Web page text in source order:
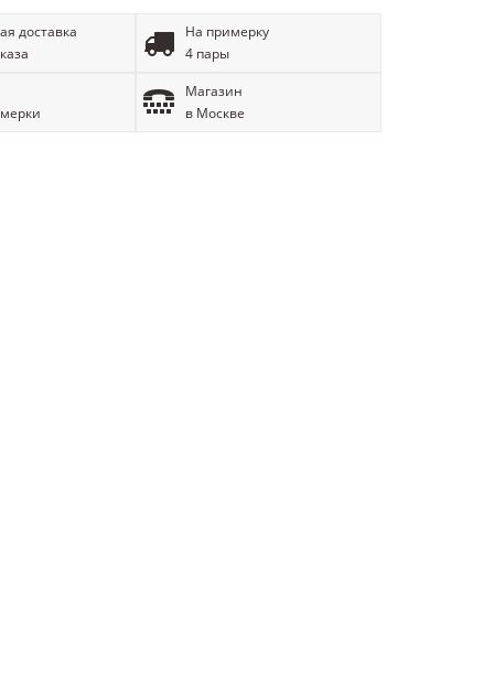
доставка
На примерку
4 пары
Магазин
в Москве